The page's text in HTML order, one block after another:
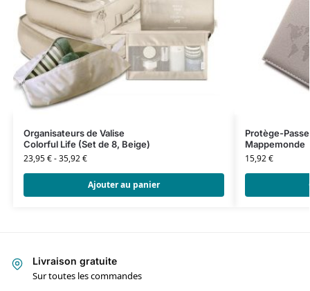
Organisateurs de Valise
Colorful Life (Set de 8, Beige)
23,95€-35,92€
Ajouter au panier
Protège-
Mappemonde
15,92€
Livraison gratuite
Sur toutes les commandes